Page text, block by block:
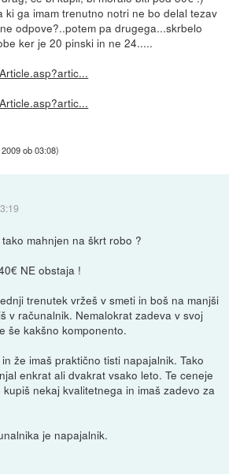
ki ga imam trenutno notri ne bo delal tezav
odpove?..potem pa drugega...skrbelo
ker je 20 pinski in ne 24.....
ob 03:08)
mahnjen na škrt robo ?
NE obstaja !
trenutek vržeš v smeti in boš na manjši
v računalnik. Nemalokrat zadeva v svoj
še kakšno komponento.
že imaš praktično tisti napajalnik. Tako
enkrat ali dvakrat vsako leto. Te ceneje
nekaj kvalitetnega in imaš zadevo za
je napajalnik.